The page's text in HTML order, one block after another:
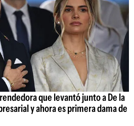
que levantó junto a De la
y ahora es primera dama de